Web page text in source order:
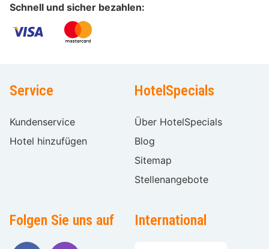
Schnell und sicher bezahlen:
Service
Kundenservice
Hotel hinzufügen
HotelSpecials
Über HotelSpecials
Blog
Sitemap
Stellenangebote
Folgen Sie uns auf International